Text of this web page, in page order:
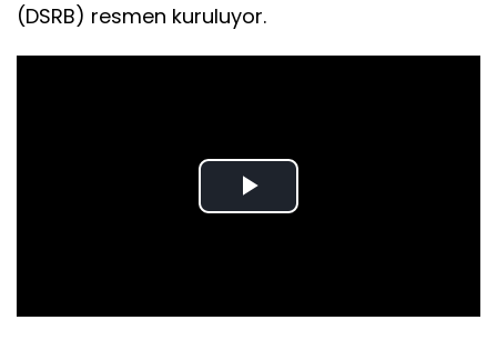
(DSRB) resmen kuruluyor.
Play